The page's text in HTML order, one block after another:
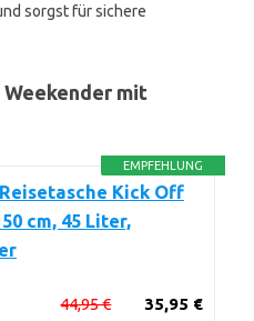
sorgst für sichere
Weekender mit
EMPFEHLUNG
Kick Off
cm, 45 Liter,
35,95 €
44,95 €